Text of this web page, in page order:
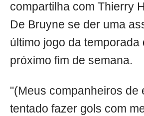
compartilha com Thierry
De Bruyne se der uma
último jogo da temporada
próximo fim de semana.
"(Meus companheiros de
tentado fazer gols com